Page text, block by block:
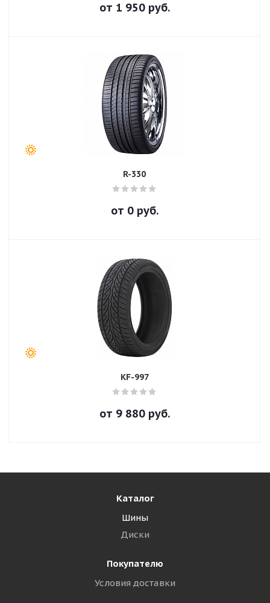
от 1 950руб.
R-330
от 0руб.
KF-997
от 9 880руб.
Каталог
Шины
Диски
Покупателю
Условия доставки